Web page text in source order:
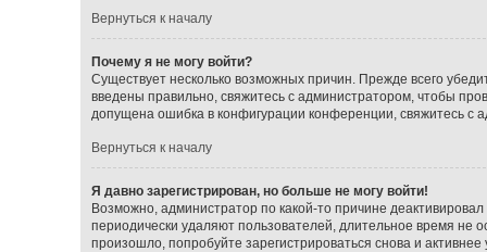
Вернуться к началу
Почему я не могу войти?
Существует несколько возможных причин. Прежде всего
введены правильно, свяжитесь с администратором, чтобы
допущена ошибка в конфигурации конференции, свяжитесь с
Вернуться к началу
Я давно зарегистрирован, но больше не могу войти!
Возможно, администратор по какой-то причине
периодически удаляют пользователей, длительное время
произошло, попробуйте зарегистрироваться снова и активнее